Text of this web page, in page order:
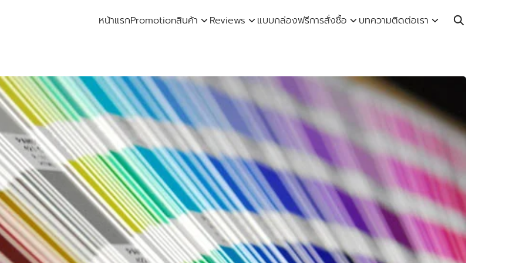
หน้าแรกPromotionสินค้า Reviews แบบกล่องฟรีการสั่งซื้อ บทความติดต่อเรา